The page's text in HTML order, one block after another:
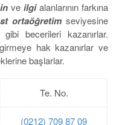
ve ilgialanlarının farkına
ortaöğretimseviyesine
becerileri kazanırlar.
hak kazanırlar ve
başlarlar.
Te. No.
(0212) 709 87 09